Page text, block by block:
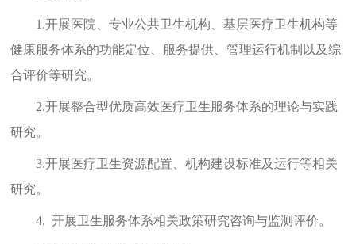
1.开展医院、专业公共卫生机构、基层医疗卫生机构等
健康服务体系的功能定位、服务提供、管理运行机制以及综
合评价等研究。
2.开展整合型优质高效医疗卫生服务体系的理论与实践
研究。
3.开展医疗卫生资源配置、机构建设标准及运行等相关
研究。
4. 开展卫生服务体系相关政策研究咨询与监测评价。